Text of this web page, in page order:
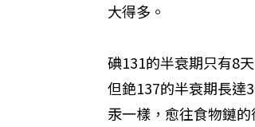
大得多。
碘131的半衰期只有8
但銫137的半衰期長達
汞一樣，愈往食物鏈